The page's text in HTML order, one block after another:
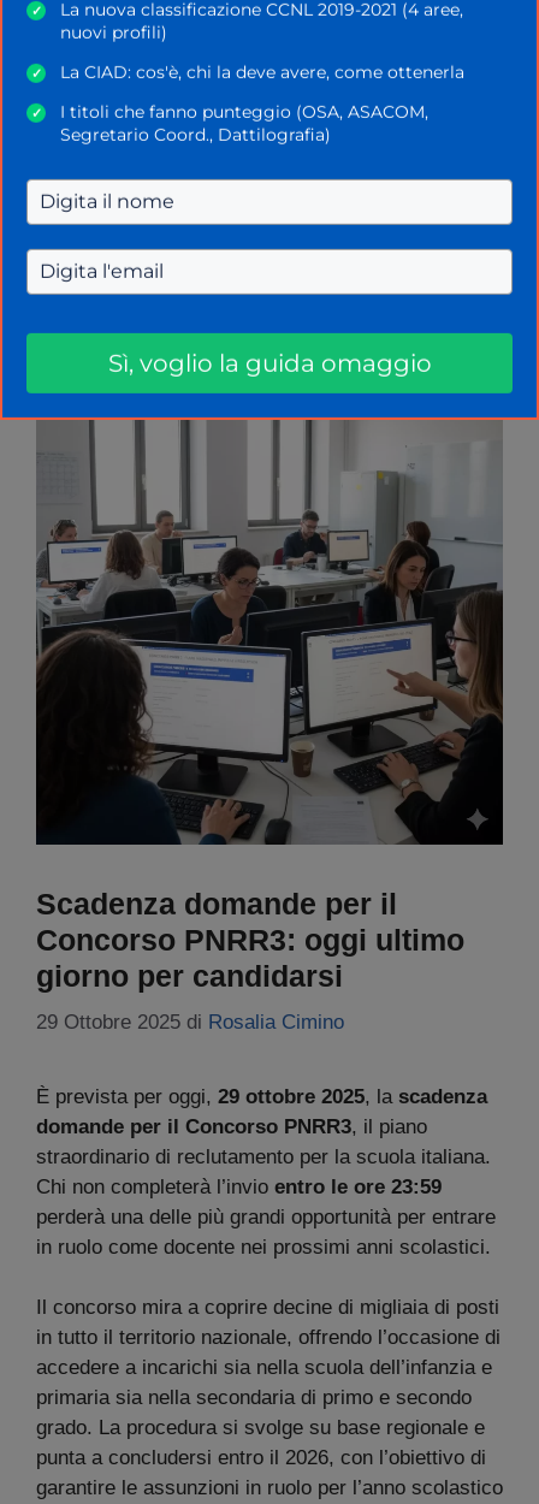
Home»Concorso Docenti
domande per il Concorso PNRR3: oggi ultimo
Scadenza domande per il
Concorso PNRR3: oggi ultimo
giorno per candidarsi
29 Ottobre 2025 di Rosalia Cimino
È prevista per oggi, 29 ottobre 2025, la scadenza
domande per il Concorso PNRR3, il piano
straordinario di reclutamento per la scuola italiana.
Chi non completerà l’invio entro le ore 23:59
perderà una delle più grandi opportunità per entrare
in ruolo come docente nei prossimi anni scolastici.
Il concorso mira a coprire decine di migliaia di posti
in tutto il territorio nazionale, offrendo l’occasione di
accedere a incarichi sia nella scuola dell’infanzia e
primaria sia nella secondaria di primo e secondo
grado. La procedura si svolge su base regionale e
punta a concludersi entro il 2026, con l’obiettivo di
garantire le assunzioni in ruolo per l’anno scolastico
✓
La nuova classificazione CCNL 2019-2021 (4 aree,
nuovi profili)
✓ La CIAD: cos'è, chi la deve avere, come ottenerla
✓
I titoli che fanno punteggio (OSA, ASACOM,
Segretario Coord., Dattilografia)
Sì, voglio la guida omaggio